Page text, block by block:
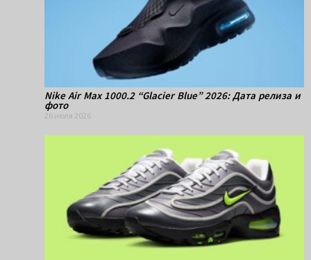
Nike Air Max 1000.2 “Glacier Blue” 2026: Дата релиза и
фото
26 июля 2026